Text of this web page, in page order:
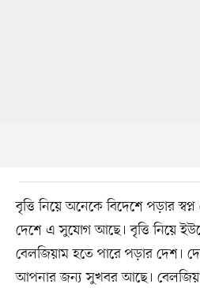
বৃত্তি নিয়ে অনেকে বিদেশে পড়ার
দেশে এ সুযোগ আছে। বৃত্তি নিয়ে
বেলজিয়াম হতে পারে পড়ার দেশ।
আপনার জন্য সুখবর আছে।